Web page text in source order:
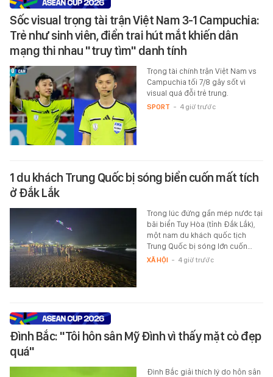
Sốc visual trọng tài trận Việt Nam 3-1 Campuchia:
Trẻ như sinh viên, điển trai hút mắt khiến dân
mạng thi nhau "truy tìm" danh tính
Trọng tài chính trận Việt Nam vs
Campuchia tối 7/8 gây sốt vì
visual quá đỗi trẻ trung.
SPORT - 4 giờ trước
1 du khách Trung Quốc bị sóng biển cuốn mất tích
ở Đắk Lắk
Trong lúc đứng gần mép nước tại
bãi biển Tuy Hòa (tỉnh Đắk Lắk),
một nam du khách quốc tịch
Trung Quốc bị sóng lớn cuốn…
XÃ HỘI - 4 giờ trước
Đình Bắc: "Tôi hôn sân Mỹ Đình vì thấy mặt cỏ đẹp
quá"
Đình Bắc giải thích lý do hôn sân